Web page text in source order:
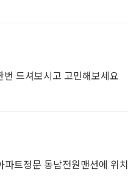
드셔보시고 고민해보세요
트정문 동남전원맨션에 위치